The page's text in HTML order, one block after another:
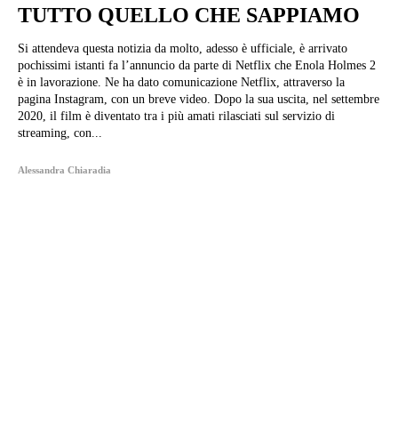
TUTTO QUELLO CHE SAPPIAMO
Si attendeva questa notizia da molto, adesso è ufficiale, è arrivato
pochissimi istanti fa l’annuncio da parte di Netflix che Enola Holmes 2
è in lavorazione. Ne ha dato comunicazione Netflix, attraverso la
pagina Instagram, con un breve video. Dopo la sua uscita, nel settembre
2020, il film è diventato tra i più amati rilasciati sul servizio di
streaming, con...
Alessandra Chiaradia